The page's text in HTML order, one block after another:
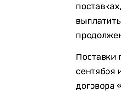
Поставки
сентября
договора